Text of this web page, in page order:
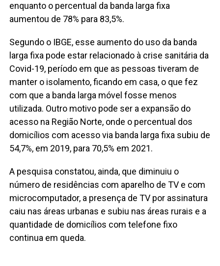
enquanto o percentual da banda larga fixa
aumentou de 78% para 83,5%.
Segundo o IBGE, esse aumento do uso da banda
larga fixa pode estar relacionado à crise sanitária da
Covid-19, período em que as pessoas tiveram de
manter o isolamento, ficando em casa, o que fez
com que a banda larga móvel fosse menos
utilizada. Outro motivo pode ser a expansão do
acesso na Região Norte, onde o percentual dos
domicílios com acesso via banda larga fixa subiu de
54,7%, em 2019, para 70,5% em 2021.
A pesquisa constatou, ainda, que diminuiu o
número de residências com aparelho de TV e com
microcomputador, a presença de TV por assinatura
caiu nas áreas urbanas e subiu nas áreas rurais e a
quantidade de domicílios com telefone fixo
continua em queda.